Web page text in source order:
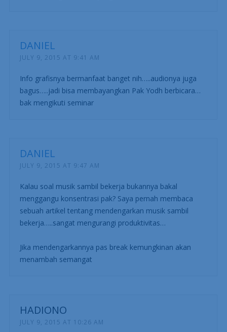
DANIEL
JULY 9, 2015 AT 9:41 AM
Info grafisnya bermanfaat banget nih…..audionya juga
bagus…..jadi bisa membayangkan Pak Yodh berbicara…
bak mengikuti seminar
DANIEL
JULY 9, 2015 AT 9:47 AM
Kalau soal musik sambil bekerja bukannya bakal
menggangu konsentrasi pak? Saya pernah membaca
sebuah artikel tentang mendengarkan musik sambil
bekerja…..sangat mengurangi produktivitas…
Jika mendengarkannya pas break kemungkinan akan
menambah semangat
HADIONO
JULY 9, 2015 AT 10:26 AM